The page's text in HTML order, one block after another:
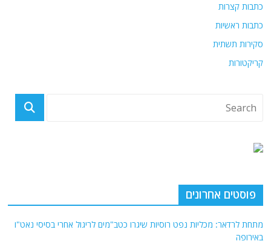
כתבות קצרות
כתבות ראשיות
סקירות תשתית
קריקטורות
פוסטים אחרונים
מתחת לרדאר: מכליות נפט רוסיות שיגרו כטב"מים לריגול אחרי בסיסי נאט"ו
באירופה